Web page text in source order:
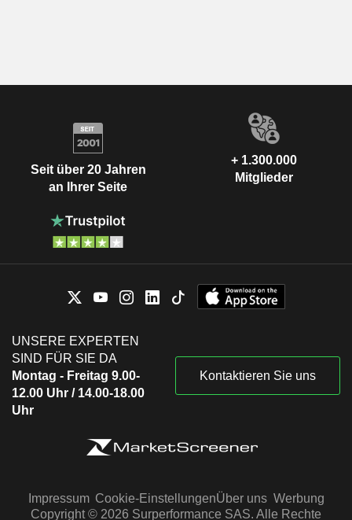
Seit über 20 Jahren
an Ihrer Seite
+ 1.300.000
Mitglieder
UNSERE EXPERTEN
SIND FÜR SIE DA
Montag - Freitag 9.00-
12.00 Uhr / 14.00-18.00
Uhr
Kontaktieren Sie uns
Impressum Cookie-EinstellungenÜber uns Werbung
Copyright © 2026 Surperformance SAS. Alle Rechte